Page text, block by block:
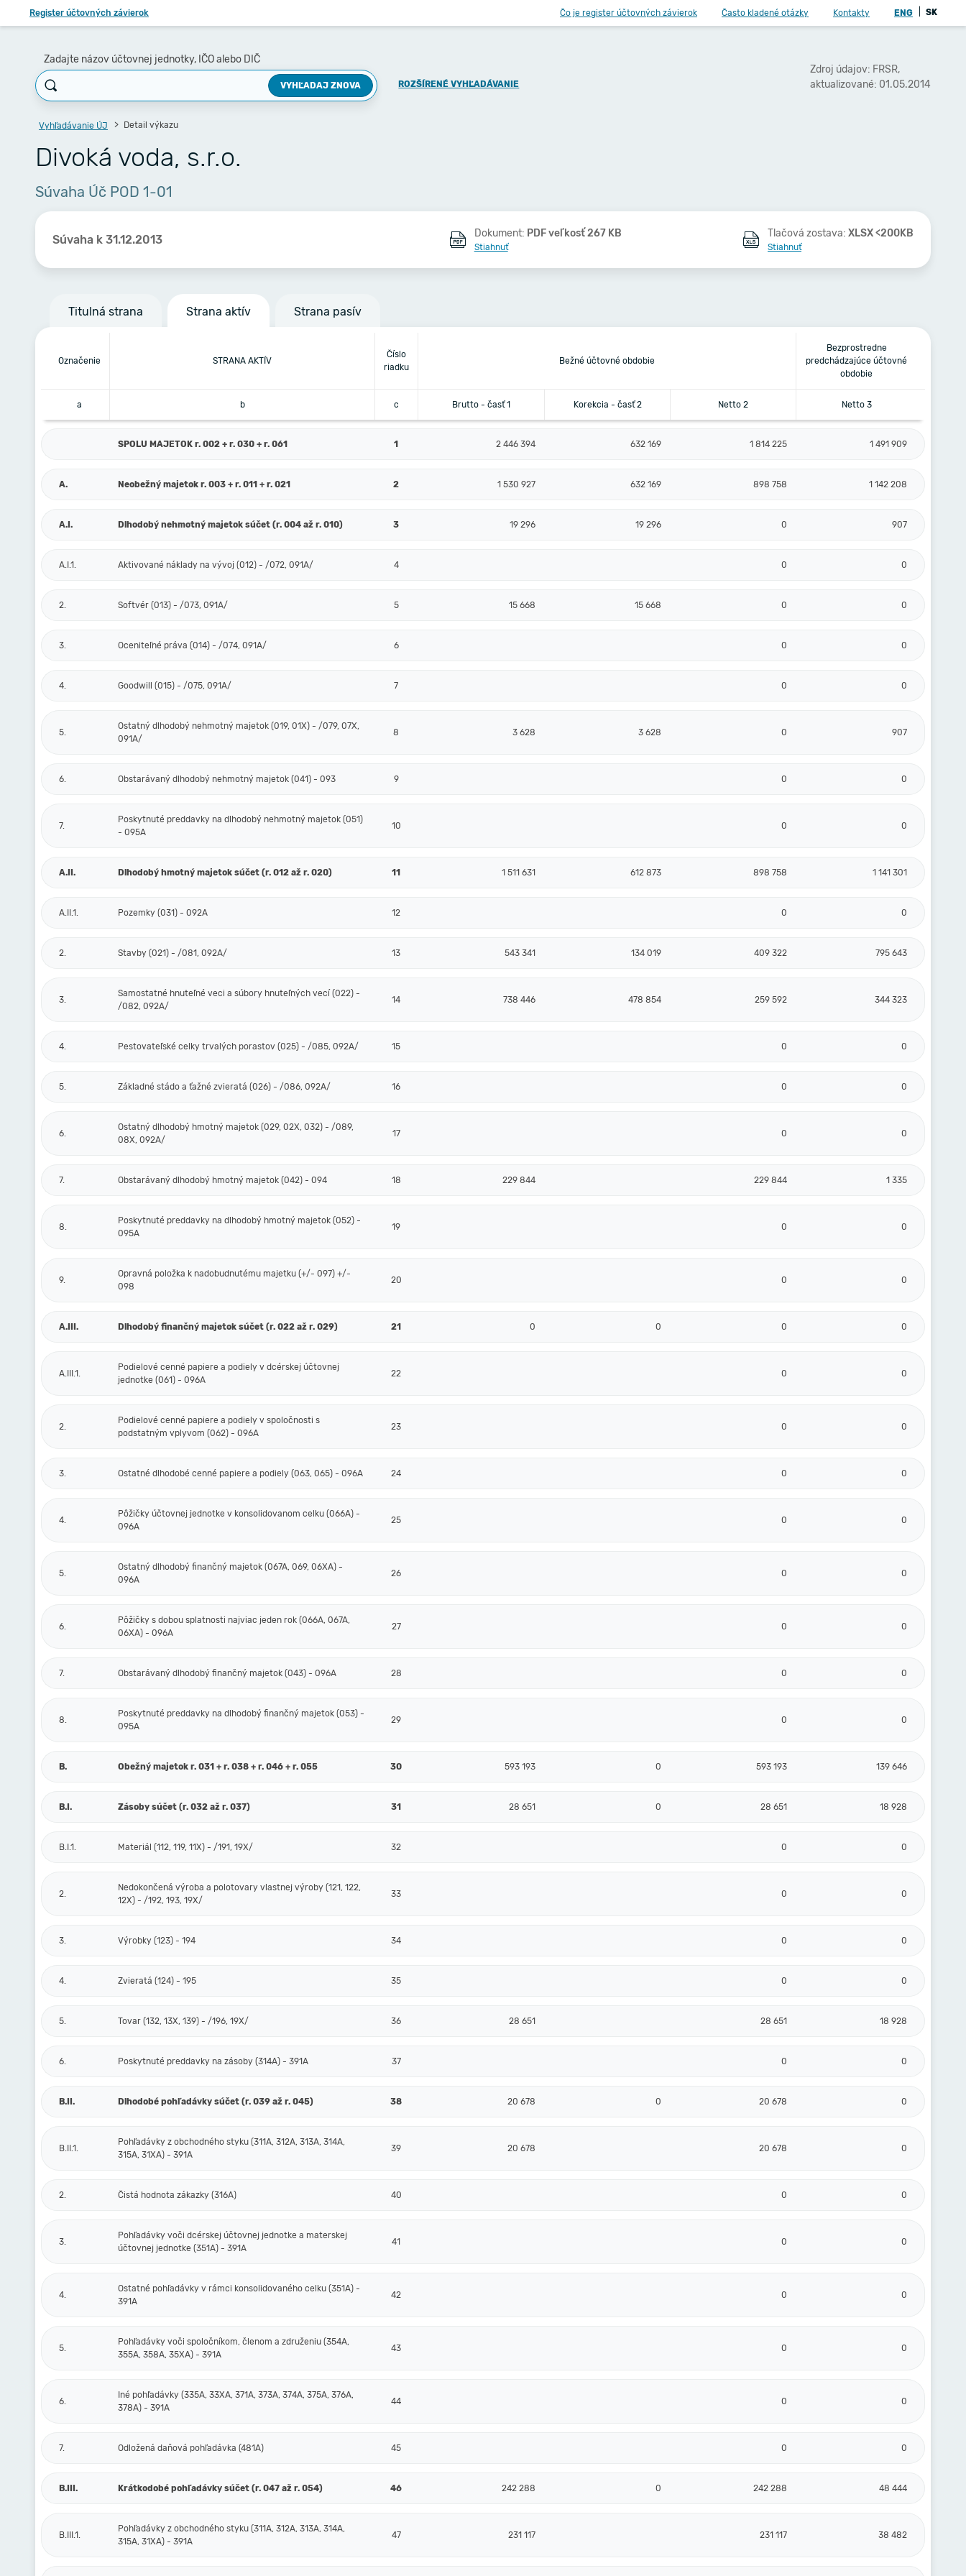
Register účtovných závierok Čo je register účtovných závierok Často kladené otázky Kontakty ENG SK
Zadajte názov účtovnej jednotky, IČO alebo DIČ
VYHĽADAJ ZNOVA ROZŠÍRENÉ VYHĽADÁVANIE
Zdroj údajov: FRSR,
aktualizované: 01.05.2014
Vyhľadávanie ÚJ Detail výkazu
Divoká voda, s.r.o.
Súvaha Úč POD 1-01
Súvaha k 31.12.2013 Dokument: PDF veľkosť 267 KB
Stiahnuť
Tlačová zostava: XLSX <200KB
Stiahnuť
Titulná strana Strana aktív Strana pasív
Označenie STRANA AKTÍV
Číslo
riadku
Bežné účtovné obdobie
Bezprostredne
predchádzajúce účtovné
obdobie
a b c Brutto - časť 1 Korekcia - časť 2 Netto 2 Netto 3
SPOLU MAJETOK r. 002 + r. 030 + r. 061 1 2 446 394 632 169 1 814 225 1 491 909
A. Neobežný majetok r. 003 + r. 011 + r. 021 2 1 530 927 632 169 898 758 1 142 208
A.I. Dlhodobý nehmotný majetok súčet (r. 004 až r. 010) 3 19 296 19 296 0 907
A.I.1. Aktivované náklady na vývoj (012) - /072, 091A/ 4 0 0
2. Softvér (013) - /073, 091A/ 5 15 668 15 668 0 0
3. Oceniteľné práva (014) - /074, 091A/ 6 0 0
4. Goodwill (015) - /075, 091A/ 7 0 0
5.
Ostatný dlhodobý nehmotný majetok (019, 01X) - /079, 07X,
091A/
8 3 628 3 628 0 907
6. Obstarávaný dlhodobý nehmotný majetok (041) - 093 9 0 0
7.
Poskytnuté preddavky na dlhodobý nehmotný majetok (051)
- 095A
10 0 0
A.II. Dlhodobý hmotný majetok súčet (r. 012 až r. 020) 11 1 511 631 612 873 898 758 1 141 301
A.II.1. Pozemky (031) - 092A 12 0 0
2. Stavby (021) - /081, 092A/ 13 543 341 134 019 409 322 795 643
3.
Samostatné hnuteľné veci a súbory hnuteľných vecí (022) -
/082, 092A/
14 738 446 478 854 259 592 344 323
4. Pestovateľské celky trvalých porastov (025) - /085, 092A/ 15 0 0
5. Základné stádo a ťažné zvieratá (026) - /086, 092A/ 16 0 0
6.
Ostatný dlhodobý hmotný majetok (029, 02X, 032) - /089,
08X, 092A/
17 0 0
7. Obstarávaný dlhodobý hmotný majetok (042) - 094 18 229 844 229 844 1 335
8.
Poskytnuté preddavky na dlhodobý hmotný majetok (052) -
095A
19 0 0
9.
Opravná položka k nadobudnutému majetku (+/- 097) +/-
098
20 0 0
A.III. Dlhodobý finančný majetok súčet (r. 022 až r. 029) 21 0 0 0 0
A.III.1.
Podielové cenné papiere a podiely v dcérskej účtovnej
jednotke (061) - 096A
22 0 0
2.
Podielové cenné papiere a podiely v spoločnosti s
podstatným vplyvom (062) - 096A
23 0 0
3. Ostatné dlhodobé cenné papiere a podiely (063, 065) - 096A 24 0 0
4.
Pôžičky účtovnej jednotke v konsolidovanom celku (066A) -
096A
25 0 0
5.
Ostatný dlhodobý finančný majetok (067A, 069, 06XA) -
096A
26 0 0
6.
Pôžičky s dobou splatnosti najviac jeden rok (066A, 067A,
06XA) - 096A
27 0 0
7. Obstarávaný dlhodobý finančný majetok (043) - 096A 28 0 0
8.
Poskytnuté preddavky na dlhodobý finančný majetok (053) -
095A
29 0 0
B. Obežný majetok r. 031 + r. 038 + r. 046 + r. 055 30 593 193 0 593 193 139 646
B.I. Zásoby súčet (r. 032 až r. 037) 31 28 651 0 28 651 18 928
B.I.1. Materiál (112, 119, 11X) - /191, 19X/ 32 0 0
2.
Nedokončená výroba a polotovary vlastnej výroby (121, 122,
12X) - /192, 193, 19X/
33 0 0
3. Výrobky (123) - 194 34 0 0
4. Zvieratá (124) - 195 35 0 0
5. Tovar (132, 13X, 139) - /196, 19X/ 36 28 651 28 651 18 928
6. Poskytnuté preddavky na zásoby (314A) - 391A 37 0 0
B.II. Dlhodobé pohľadávky súčet (r. 039 až r. 045) 38 20 678 0 20 678 0
B.II.1.
Pohľadávky z obchodného styku (311A, 312A, 313A, 314A,
315A, 31XA) - 391A
39 20 678 20 678 0
2. Čistá hodnota zákazky (316A) 40 0 0
3.
Pohľadávky voči dcérskej účtovnej jednotke a materskej
účtovnej jednotke (351A) - 391A
41 0 0
4.
Ostatné pohľadávky v rámci konsolidovaného celku (351A) -
391A
42 0 0
5.
Pohľadávky voči spoločníkom, členom a združeniu (354A,
355A, 358A, 35XA) - 391A
43 0 0
6.
Iné pohľadávky (335A, 33XA, 371A, 373A, 374A, 375A, 376A,
378A) - 391A
44 0 0
7. Odložená daňová pohľadávka (481A) 45 0 0
B.III. Krátkodobé pohľadávky súčet (r. 047 až r. 054) 46 242 288 0 242 288 48 444
B.III.1.
Pohľadávky z obchodného styku (311A, 312A, 313A, 314A,
315A, 31XA) - 391A
47 231 117 231 117 38 482